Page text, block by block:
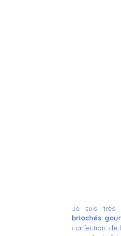
Je suis
briochés
confection de